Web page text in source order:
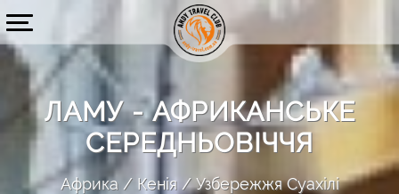
ЛАМУ - АФРИКАНСЬКЕ
СЕРЕДНЬОВІЧЧЯ
Африка Кенія Узбережжя Суахілі